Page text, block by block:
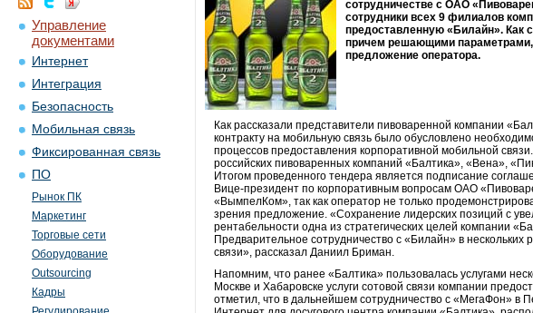
Управление
документами
Интернет
Интеграция
Безопасность
Мобильная связь
Фиксированная связь
ПО
Рынок ПК
Маркетинг
Торговые сети
Оборудование
Outsourcing
Кадры
сотрудничестве с ОАО
сотрудники всех 9 филиалов
предоставленную «Билайн». Как
причем решающими параметрами,
предложение оператора.
Как рассказали представители пивоваренной компании
контракту на мобильную связь было обусловлено
процессов предоставления корпоративной мобильной
российских пивоваренных компаний «Балтика», «Вена»,
Итогом проведенного тендера является подписание
Вице-президент по корпоративным вопросам ОАО
«ВымпелКом», так как оператор не только
зрения предложение. «Сохранение лидерских позиций с
рентабельности одна из стратегических целей компании
Предварительное сотрудничество с «Билайн» в
связи», рассказал Даниил Бриман.
Напомним, что ранее «Балтика» пользовалась услугами
Москве и Хабаровске услуги сотовой связи компании
отметил, что в дальнейшем сотрудничество с «МегаФон» в